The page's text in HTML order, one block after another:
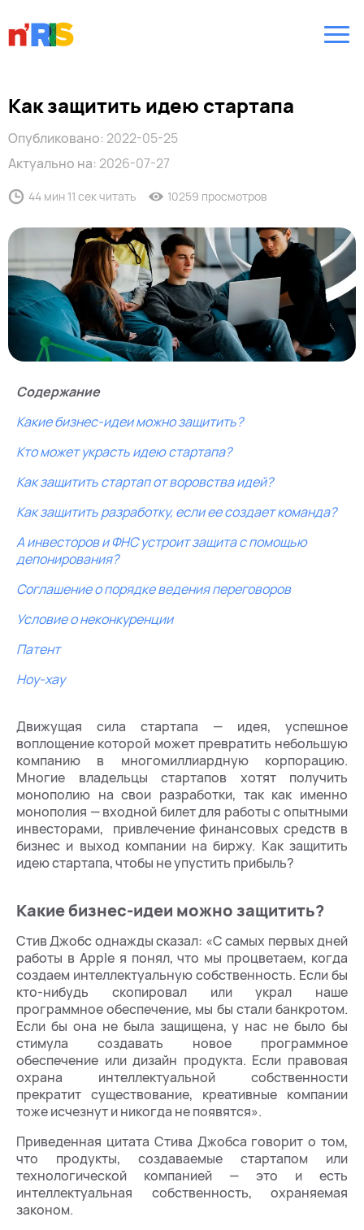
Как защитить идею стартапа
Опубликовано: 2022-05-25
Актуально на: 2026-07-27
44 мин 11 сек читать 10259 просмотров
Содержание
Какие бизнес-идеи можно защитить?
Кто может украсть идею стартапа?
Как защитить стартап от воровства идей?
Как защитить разработку, если ее создает команда?
А инвесторов и ФНС устроит защита с помощью
депонирования?
Соглашение о порядке ведения переговоров
Условие о неконкуренции
Патент
Ноу-хау
Движущая сила стартапа — идея, успешное
воплощение которой может превратить небольшую
компанию в многомиллиардную корпорацию.
Многие владельцы стартапов хотят получить
монополию на свои разработки, так как именно
монополия — входной билет для работы с опытными
инвесторами, привлечение финансовых средств в
бизнес и выход компании на биржу. Как защитить
идею стартапа, чтобы не упустить прибыль?
Какие бизнес-идеи можно защитить?
Стив Джобс однажды сказал: «‎С самых первых дней
работы в Apple я понял, что мы процветаем, когда
создаем интеллектуальную собственность. Если бы
кто-нибудь скопировал или украл наше
программное обеспечение, мы бы стали банкротом.
Если бы она не была защищена, у нас не было бы
стимула создавать новое программное
обеспечение или дизайн продукта. Если правовая
охрана интеллектуальной собственности
прекратит существование, креативные компании
тоже исчезнут и никогда не появятся»‎.
Приведенная цитата Стива Джобса говорит о том,
что продукты, создаваемые стартапом или
технологической компанией — это и есть
интеллектуальная собственность, охраняемая
законом.